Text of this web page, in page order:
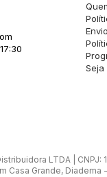
Seja
LTDA | CNPJ:
Casa Grande, Diadema